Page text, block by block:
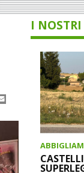
I NOSTRI